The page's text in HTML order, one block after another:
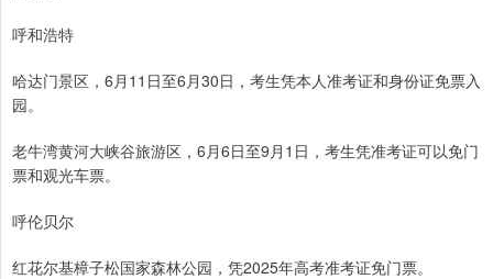
呼和浩特
哈达门景区，6月11日至6月30日，考生凭本人准考证和身份证免票入
园。
老牛湾黄河大峡谷旅游区，6月6日至9月1日，考生凭准考证可以免门
票和观光车票。
呼伦贝尔
红花尔基樟子松国家森林公园，凭2025年高考准考证免门票。